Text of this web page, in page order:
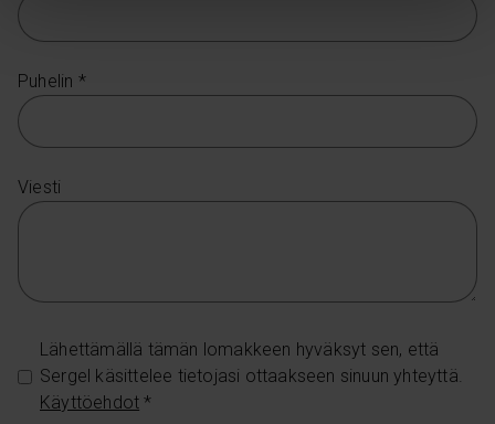
Puhelin *
Viesti
Lähettämällä tämän lomakkeen hyväksyt sen, että
Sergel käsittelee tietojasi ottaakseen sinuun yhteyttä.
Käyttöehdot *